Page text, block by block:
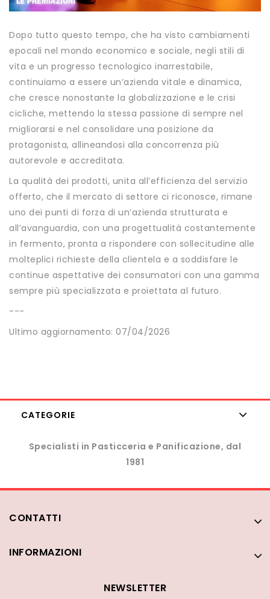
Dopo tutto questo tempo, che ha visto cambiamenti
epocali nel mondo economico e sociale, negli stili di
vita e un progresso tecnologico inarrestabile,
continuiamo a essere un’azienda vitale e dinamica,
che cresce nonostante la globalizzazione e le crisi
cicliche, mettendo la stessa passione di sempre nel
migliorarsi e nel consolidare una posizione da
protagonista, allineandosi alla concorrenza più
autorevole e accreditata.
La qualità dei prodotti, unita all’efficienza del servizio
offerto, che il mercato di settore ci riconosce, rimane
uno dei punti di forza di un’azienda strutturata e
all’avanguardia, con una progettualità costantemente
in fermento, pronta a rispondere con sollecitudine alle
molteplici richieste della clientela e a soddisfare le
continue aspettative dei consumatori con una gamma
sempre più specializzata e proiettata al futuro.
---
Ultimo aggiornamento: 07/04/2026
CATEGORIE
Specialisti in Pasticceria e Panificazione, dal
1981
CONTATTI
INFORMAZIONI
NEWSLETTER